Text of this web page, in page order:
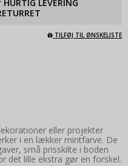
HURTIG LEVERING
TILFØJ TIL ØNSKELISTE
eller projekter
i en lækker mintfarve. De
små prisskilte i boden
det lille ekstra gør en forskel.